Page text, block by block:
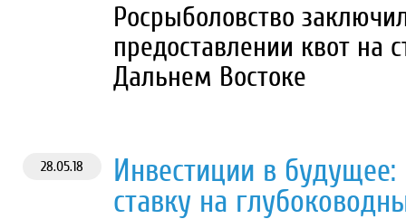
Росрыболовство
предоставлении квот на
Дальнем Востоке
28.05.18
Инвестиции в
ставку на